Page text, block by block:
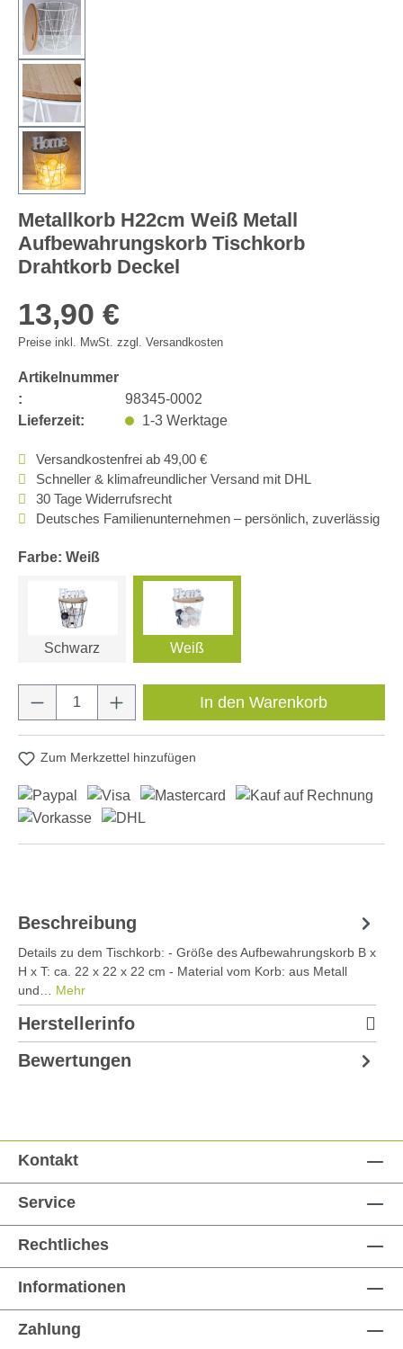
Metallkorb H22cm Weiß Metall
Aufbewahrungskorb Tischkorb
Drahtkorb Deckel
13,90 €
Preise inkl. MwSt. zzgl. Versandkosten
Artikelnummer
:
98345-0002
Lieferzeit:
1-3 Werktage
Versandkostenfrei ab 49,00 €
Schneller & klimafreundlicher Versand mit DHL
30 Tage Widerrufsrecht
Deutsches Familienunternehmen – persönlich, zuverlässig
Farbe: Weiß
Schwarz Weiß
Produkt Anzahl: Gib den gewünschten
In den Warenkorb
Zum Merkzettel hinzufügen
Beschreibung
Details zu dem Tischkorb: - Größe des Aufbewahrungskorb B x
H x T: ca. 22 x 22 x 22 cm - Material vom Korb: aus Metall
und… Mehr
Herstellerinfo
Bewertungen
Kontakt
Service
Rechtliches
Informationen
Zahlung